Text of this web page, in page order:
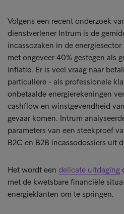
Volgens een recent onderzoek
dienstverlener Intrum is de
incassozaken in de
met ongeveer 40% gestegen als
inflatie. Er is veel vraag naar
particuliere - als professionele
onbetaalde energierekeningen
cashflow en winstgevendheid
gevaar komen. Intrum
parameters van een steekproef
B2C en B2B incassodossiers uit
Het wordt een delicate uitdaging
met de kwetsbare financiële
energieklanten om te springen.